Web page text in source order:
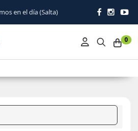
el día (Salta)
0